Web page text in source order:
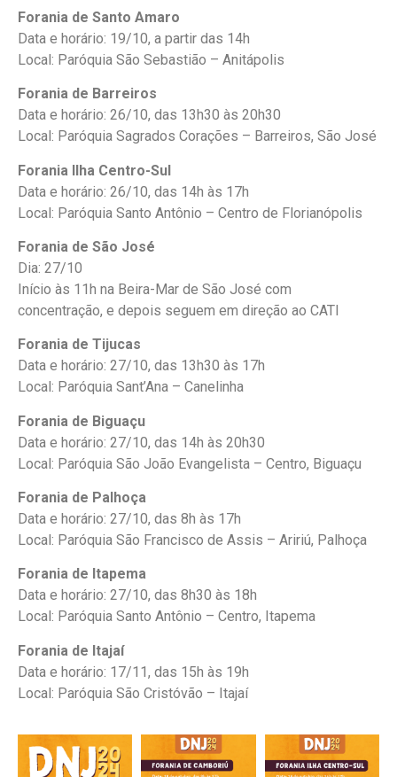
Forania de Santo Amaro
Data e horário: 19/10, a partir das 14h
Local: Paróquia São Sebastião – Anitápolis
Forania de Barreiros
Data e horário: 26/10, das 13h30 às 20h30
Local: Paróquia Sagrados Corações – Barreiros, São José
Forania Ilha Centro-Sul
Data e horário: 26/10, das 14h às 17h
Local: Paróquia Santo Antônio – Centro de Florianópolis
Forania de São José
Dia: 27/10
Início às 11h na Beira-Mar de São José com
concentração, e depois seguem em direção ao CATI
Forania de Tijucas
Data e horário: 27/10, das 13h30 às 17h
Local: Paróquia Sant’Ana – Canelinha
Forania de Biguaçu
Data e horário: 27/10, das 14h às 20h30
Local: Paróquia São João Evangelista – Centro, Biguaçu
Forania de Palhoça
Data e horário: 27/10, das 8h às 17h
Local: Paróquia São Francisco de Assis – Aririú, Palhoça
Forania de Itapema
Data e horário: 27/10, das 8h30 às 18h
Local: Paróquia Santo Antônio – Centro, Itapema
Forania de Itajaí
Data e horário: 17/11, das 15h às 19h
Local: Paróquia São Cristóvão – Itajaí